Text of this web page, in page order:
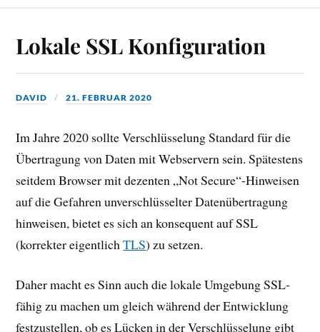
Lokale SSL Konfiguration
DAVID 21. FEBRUAR 2020
Im Jahre 2020 sollte Verschlüsselung Standard für die
Übertragung von Daten mit Webservern sein. Spätestens
seitdem Browser mit dezenten „Not Secure“-Hinweisen
auf die Gefahren unverschlüsselter Datenübertragung
hinweisen, bietet es sich an konsequent auf SSL
(korrekter eigentlichTLS) zu setzen.
Daher macht es Sinn auch die lokale Umgebung SSL-
fähig zu machen um gleich während der Entwicklung
festzustellen, ob es Lücken in der Verschlüsselung gibt